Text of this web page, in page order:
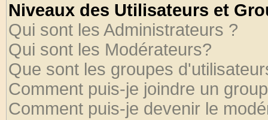
Niveaux des Utilisateurs et
Qui sont les Administrateurs ?
Qui sont les Modérateurs?
Que sont les groupes
Comment puis-je joindre un
Comment puis-je devenir le